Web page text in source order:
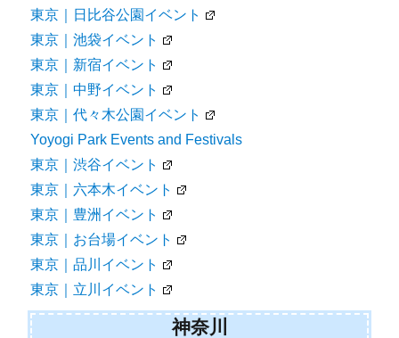
東京｜日比谷公園イベント
東京｜池袋イベント
東京｜新宿イベント
東京｜中野イベント
東京｜代々木公園イベント
Yoyogi Park Events and Festivals
東京｜渋谷イベント
東京｜六本木イベント
東京｜豊洲イベント
東京｜お台場イベント
東京｜品川イベント
東京｜立川イベント
神奈川